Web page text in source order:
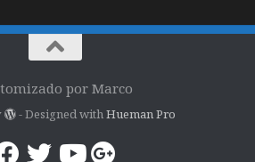
por Marco
- Designed withHueman Pro